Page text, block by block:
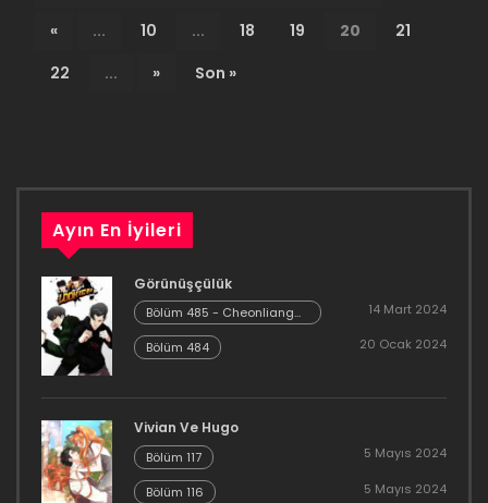
«
... 10 ... 18 19 20
21
22
... » Son »
Ayın En İyileri
Görünüşçülük
Bölüm 485 - Cheonliang
[04]
14 Mart 2024
Bölüm 484 20 Ocak 2024
Vivian Ve Hugo
Bölüm 117 5 Mayıs 2024
Bölüm 116 5 Mayıs 2024